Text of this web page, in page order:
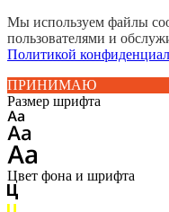
Мы используем файлы
пользователями и
Политикой
ПРИНИМАЮ
Размер шрифта
Цвет фона и шрифта